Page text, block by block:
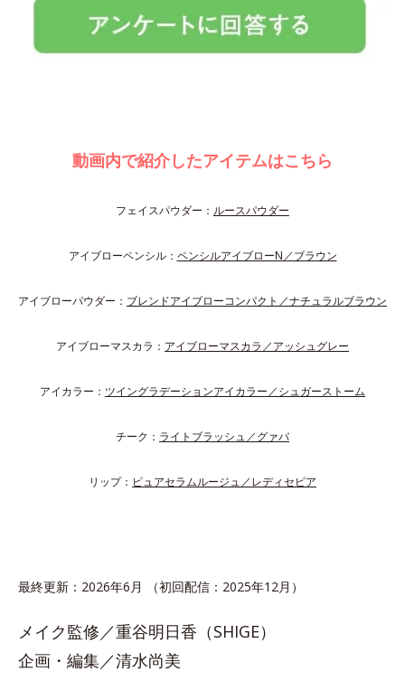
動画内で紹介したアイテムはこちら
フェイスパウダー： ルースパウダー
アイブローペンシル： ペンシルアイブローN／ブラウン
アイブローパウダー： ブレンドアイブローコンパクト／ナチュラルブラウン
アイブローマスカラ： アイブローマスカラ／アッシュグレー
アイカラー： ツイングラデーションアイカラー／シュガーストーム
チーク： ライトブラッシュ／グァバ
リップ： ピュアセラムルージュ／レディセピア
最終更新：2026年6月 （初回配信：2025年12月）
メイク監修／重谷明日香（SHIGE）
企画・編集／清水尚美